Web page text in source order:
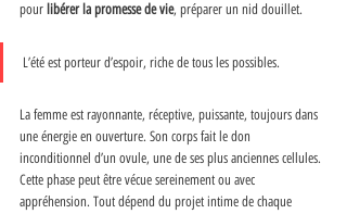
pour libérer la promesse de vie, préparer un nid douillet.
L’été est porteur d’espoir, riche de tous les possibles.
La femme est rayonnante, réceptive, puissante, toujours dans
une énergie en ouverture. Son corps fait le don
inconditionnel d’un ovule, une de ses plus anciennes cellules.
Cette phase peut être vécue sereinement ou avec
appréhension. Tout dépend du projet intime de chaque